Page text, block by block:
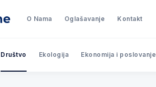
O Nama Oglašavanje Kontakt
Društvo Ekologija Ekonomija i poslovanje